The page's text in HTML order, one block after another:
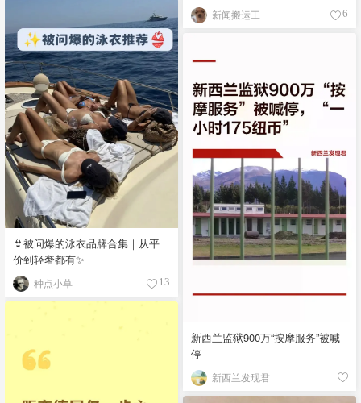
新闻搬运工 6
👙被问爆的泳衣品牌合集｜从平
价到轻奢都有✨
种点小草 13
新西兰监狱900万“按摩服务”被喊
停
新西兰发现君